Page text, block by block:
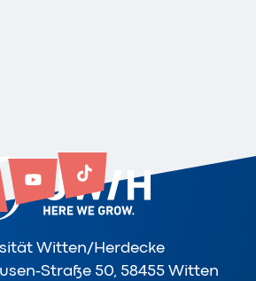
Witten/Herdecke
Straße 50, 58455 Witten